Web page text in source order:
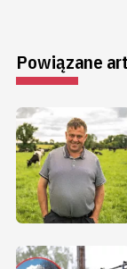
Powiązane